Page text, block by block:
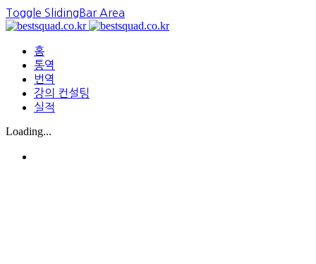
Toggle SlidingBar Area
홈
통역
번역
강의 컨설팅
실적
Loading...